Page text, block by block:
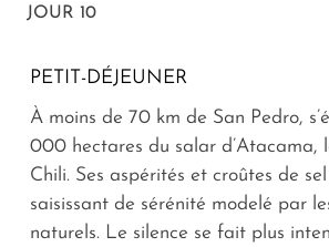
JOUR 10
PETIT-DÉJEUNER
À moins de 70 km de San Pedro,
000 hectares du salar d’Atacama,
Chili. Ses aspérités et croûtes de
saisissant de sérénité modelé par
naturels. Le silence se fait plus